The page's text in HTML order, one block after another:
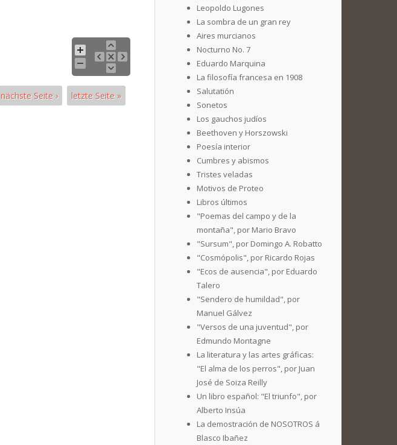
nächste Seite › letzte Seite »
Leopoldo Lugones
La sombra de un gran rey
Aires murcianos
Nocturno No. 7
Eduardo Marquina
La filosofía francesa en 1908
Salutatión
Sonetos
Los gauchos judíos
Beethoven y Horszowski
Poesía interior
Cumbres y abismos
Tristes veladas
Motivos de Proteo
Libros últimos
"Poemas del campo y de la
montaña", por Mario Bravo
"Sursum", por Domingo A. Robatto
"Cosmópolis", por Ricardo Rojas
"Ecos de ausencia", por Eduardo
Talero
"Sendero de humildad", por
Manuel Gálvez
"Versos de una juventud", por
Edmundo Montagne
La literatura y las artes gráficas:
"El alma de los perros", por Juan
José de Soiza Reilly
Un libro español: "El triunfo", por
Alberto Insúa
La demostración de NOSOTROS á
Blasco Ibañez